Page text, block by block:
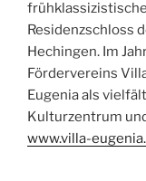
Residenzschloss
Hechingen. Im
Fördervereins
Eugenia als
Kulturzentrum
www.villa-